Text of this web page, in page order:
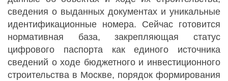
сведения о выданных документах и уникальные
идентификационные номера. Сейчас готовится
нормативная база, закрепляющая статус
цифрового паспорта как единого источника
сведений о ходе бюджетного и инвестиционного
строительства в Москве, порядок формирования